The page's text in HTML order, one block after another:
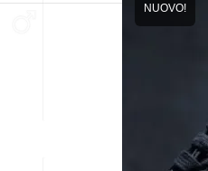
NUOVO!